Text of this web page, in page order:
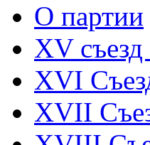
О партии
XV
XVI
XVII